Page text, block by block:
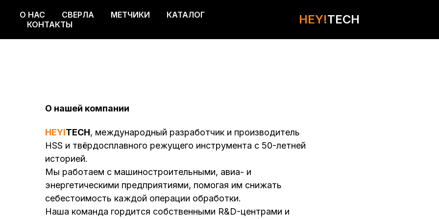
HEY!TECH
О НАС СВЕРЛА МЕТЧИКИ КАТАЛОГ
О нашей компании
HEYITECH, международный разработчик и производитель
HSS и твёрдосплавного режущего инструмента с 50-летней
историей.
Мы работаем с машиностроительными, авиа- и
энергетическими предприятиями, помогая им снижать
себестоимость каждой операции обработки.
Наша команда гордится собственными R&D-центрами и
HEY!TECH
О НАС СВЕРЛА МЕТЧИКИ
КАТАЛОГ
КОНТАКТЫ